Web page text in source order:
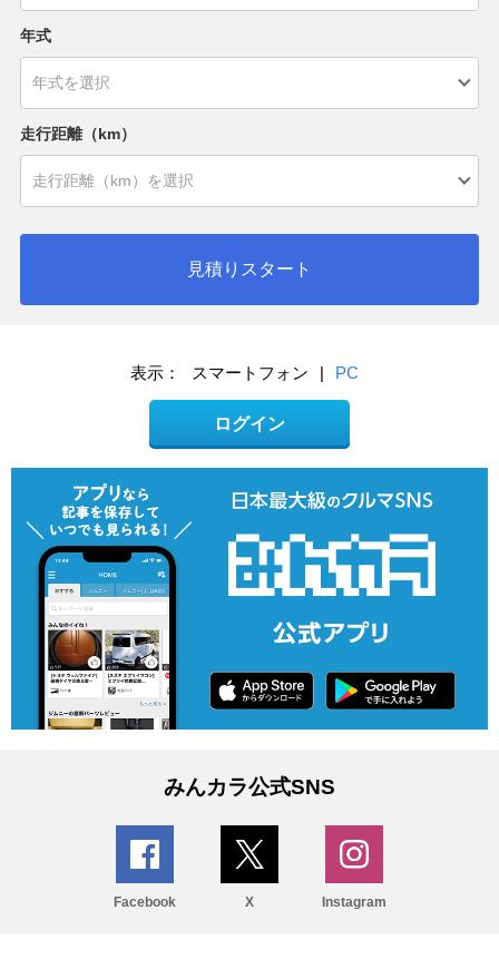
年式
走行距離（km）
見積りスタート
表示： スマートフォン | PC
ログイン
みんカラ公式SNS
Facebook X Instagram